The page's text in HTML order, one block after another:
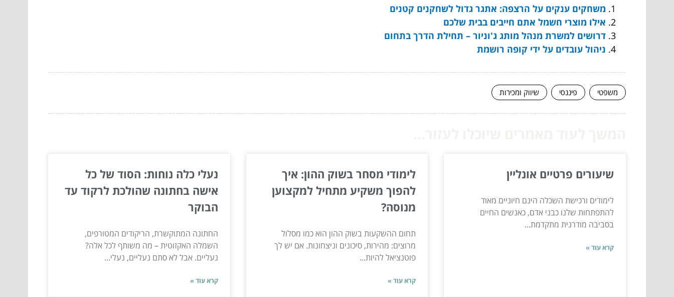
משחקים ענקים על הרצפה: אתגר גדול לשחקנים קטנים
אילו מוצרי חשמל אתם חייבים בבית שלכם
דרושים למשרת מנהל מותג ג'וניור – תחילת הדרך בתחום
ניהול עובדים על ידי קופה רושמת
משפטי פיננסי שיווק ומכירות
שיעורים פרטיים אונליין
לימודים ורכישת השכלה הינם חיוניים מאוד
להתפתחות שלנו כבני אדם, כאנשים החיים
בסביבה מודרנית מתקדמת...
קרא עוד »
לימודי מסחר בשוק ההון: איך
להפוך משקיע מתחיל למקצוען
מנוסה?
תחום ההשקעות בשוק ההון הוא כמו מסלול
מרוצים: מהירות, סיכונים וניצחונות. אם יש לך
פוטנציאל להיות...
קרא עוד »
נעלי כלה נוחות: הסוד של כל
אישה בחתונה שהולכת לרקוד עד
הבוקר
החתונה המתוקשרת, הריקודים המטורפים,
השמלה האקזוטית – מה משותף לכל אלה?
נעליים. אבל לא סתם נעליים, נעלי...
קרא עוד »